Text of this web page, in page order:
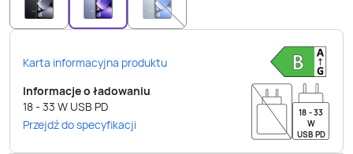
Karta informacyjna produktu
Informacje o ładowaniu
18 - 33 W USB PD
Przejdź do specyfikacji
18 - 33
W
USB PD